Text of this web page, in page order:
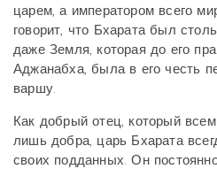
царем, а императором всего
говорит, что Бхарата был
даже Земля, которая до его
Аджанабха, была в его честь
варшу.
Как добрый отец, который
лишь добра, царь Бхарата
своих подданных. Он